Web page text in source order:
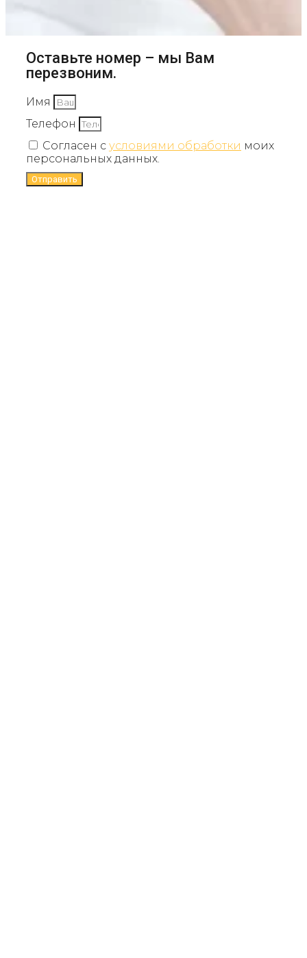
Оставьте номер – мы Вам
перезвоним.
Имя
Телефон
Согласен с условиями обработки моих
персональных данных.
Отправить